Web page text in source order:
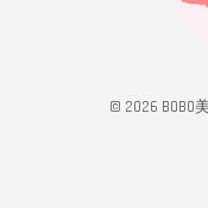
© 2026 BOBO